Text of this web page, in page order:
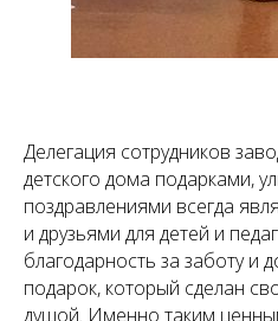
Делегация сотрудников
детского дома подарками,
поздравлениями всегда
и друзьями для детей и
благодарность за заботу и
подарок, который сделан
душой. Именно таким